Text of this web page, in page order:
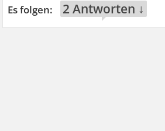
2 Antworten ↓